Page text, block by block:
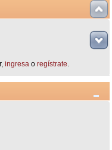
ingresao regístrate.